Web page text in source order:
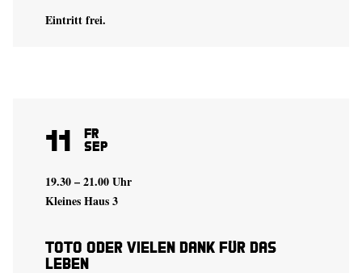
Eintritt frei.
11 Fr
Sep
19.30 – 21.00 Uhr
Kleines Haus 3
Toto oder Vielen Dank für das
Leben